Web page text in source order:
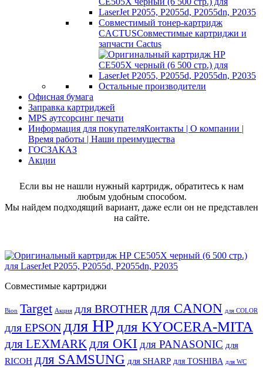
Совместимый тонер-картридж
CACTUSСовместимые картриджи и
запчасти Cactus
Остальные производители
Офисная бумага
Заправка картриджей
MPS аутсорсинг печати
Информация для покупателяКонтакты | О компании |
Время работы | Наши преимущества
ГОСЗАКАЗ
Акции
Если вы не нашли нужный картридж, обратитесь к нам
любым удобным способом.
Мы найдем подходящий вариант, даже если он не представлен
на сайте.
Совместимые картриджи
Bion Target Акция для BROTHER для CANON для COLOR
для EPSON для HP для KYOCERA-MITA
для LEXMARK для OKI для PANASONIC для
RICOH для SAMSUNG для SHARP для TOSHIBA для WC